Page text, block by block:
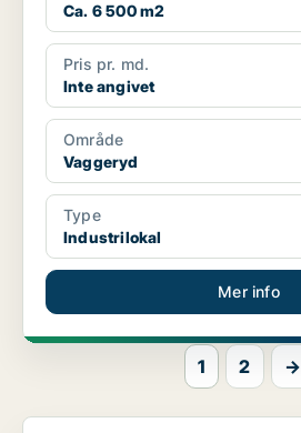
Ca. 6 500 m2
Pris pr. md.
Inte angivet
Område
Vaggeryd
Type
Industrilokal
Mer info
1 2 →